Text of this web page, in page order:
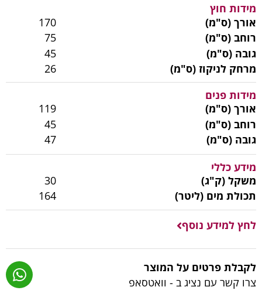
מידות חוץ
אורך (ס"מ)
170
רוחב (ס"מ)
75
גובה (ס"מ)
45
מרחק לניקוז (ס"מ)
26
מידות פנים
אורך (ס"מ)
119
רוחב (ס"מ)
45
גובה (ס"מ)
47
מידע כללי
משקל (ק"ג)
30
תכולת מים (ליטר)
164
לחץ למידע נוסף
לקבלת פרטים על המוצר
צרו קשר עם נציג ב - וואטסאפ